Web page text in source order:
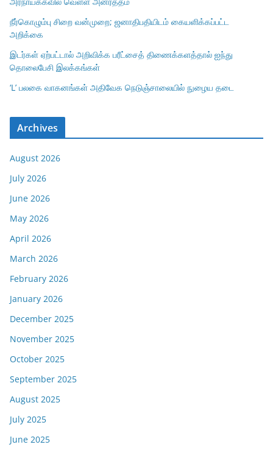
நீர்கொழும்பு சிறை வன்முறை; ஜனாதிபதியிடம் கையளிக்கப்பட்ட
அறிக்கை
இடர்கள் ஏற்பட்டால் அறிவிக்க பரீட்சைத் திணைக்களத்தால் ஐந்து
தொலைபேசி இலக்கங்கள்
‘L’ பலகை வாகனங்கள் அதிவேக நெடுஞ்சாலையில் நுழைய தடை
Archives
August 2026
July 2026
June 2026
May 2026
April 2026
March 2026
February 2026
January 2026
December 2025
November 2025
October 2025
September 2025
August 2025
July 2025
June 2025